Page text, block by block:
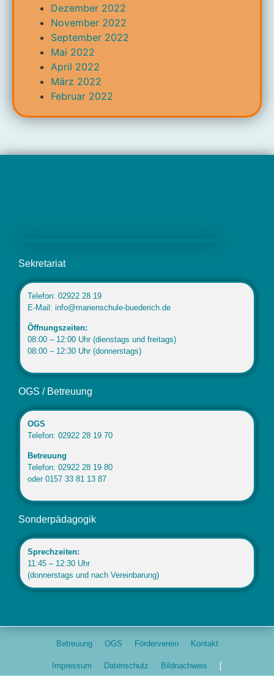
Dezember 2022
November 2022
September 2022
Mai 2022
April 2022
März 2022
Februar 2022
Sekretariat
Telefon: 02922 28 19
E-Mail: info@marienschule-buederich.de
Öffnungszeiten:
08:00 – 12:00 Uhr (dienstags und freitags)
08:00 – 12:30 Uhr (donnerstags)
OGS / Betreuung
OGS
Telefon: 02922 28 19 70
Betreuung
Telefon: 02922 28 19 80
oder 0157 33 81 13 87
Sonderpädagogik
Sprechzeiten:
11:45 – 12:30 Uhr
(donnerstags und nach Vereinbarung)
Betreuung OGS Förderverein Kontakt
Impressum Datenschutz Bildnachweis [